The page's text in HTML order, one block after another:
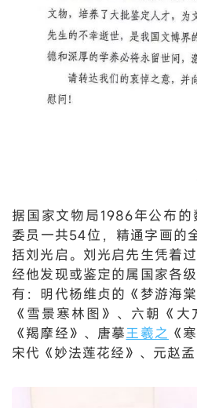
据国家文物局1986年公布
委员一共54位，精通字画的
括刘光启。刘光启先生凭着
经他发现或鉴定的属国家各
有：明代杨维贞的《梦游海
《雪景寒林图》、六朝《
《羯摩经》、唐摹王羲之 《
宋代《妙法莲花经》、元赵孟